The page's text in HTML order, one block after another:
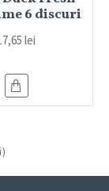
6 discuri
lei